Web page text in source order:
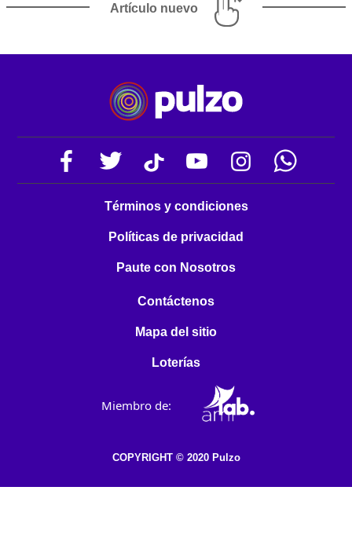
Artículo nuevo
Términos y condiciones
Políticas de privacidad
Paute con Nosotros
Contáctenos
Mapa del sitio
Loterías
Miembro de:
COPYRIGHT © 2020 Pulzo